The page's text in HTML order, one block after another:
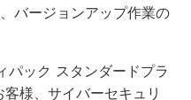
バージョンアップ作業の
ック スタンダードプラ
様、サイバーセキュリ